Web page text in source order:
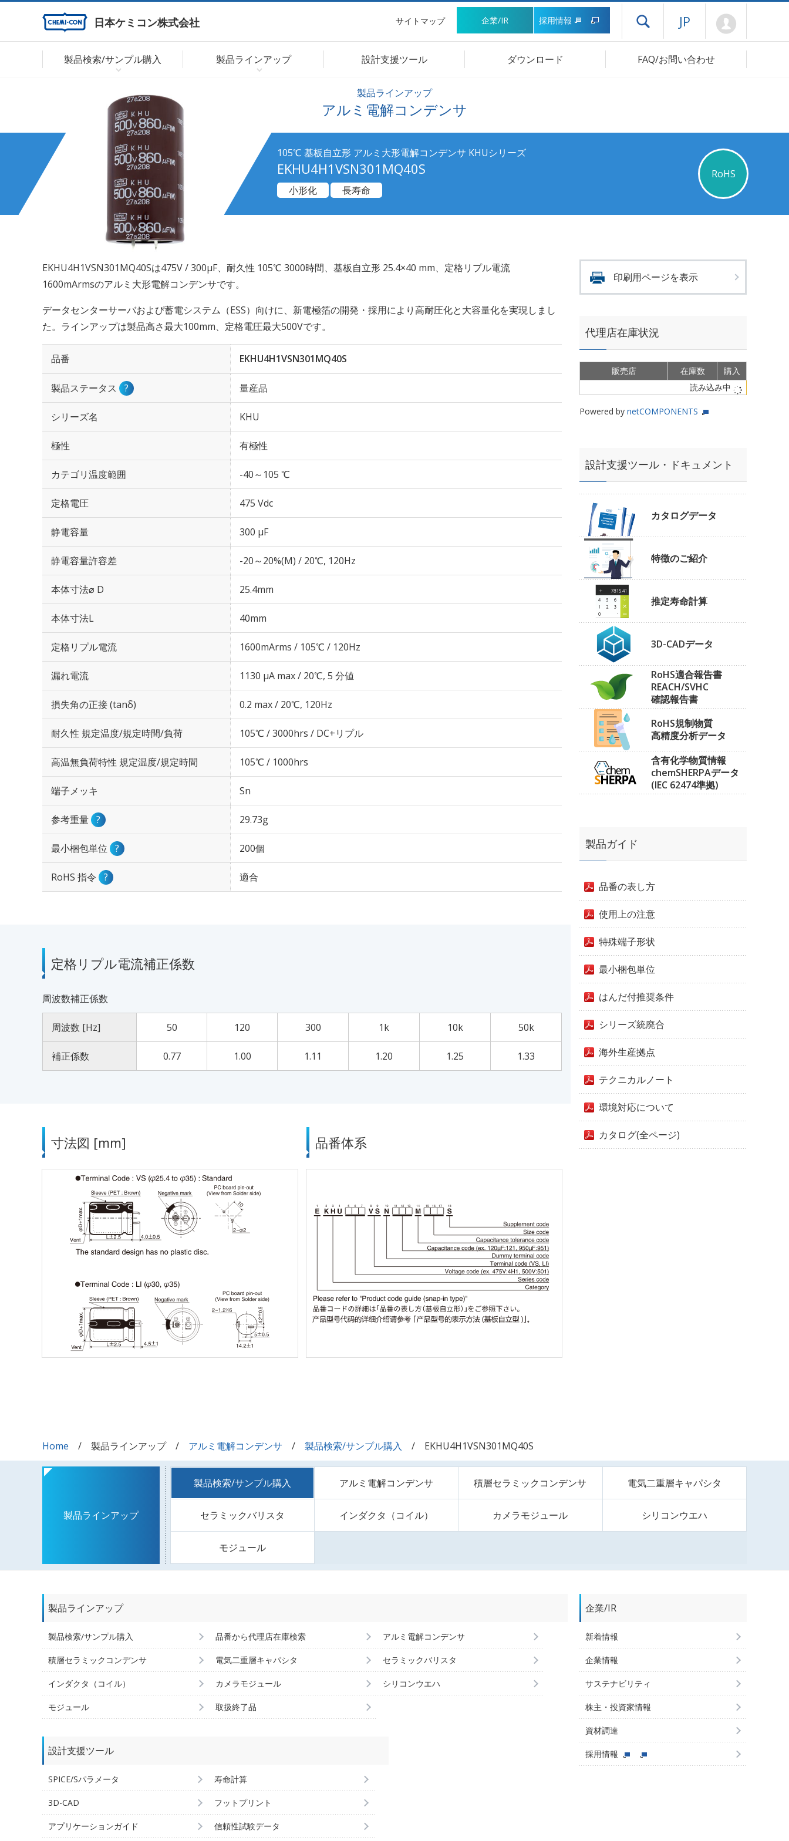
日本ケミコン株式会社 サイトマップ 企業/IR 採用情報 ドロワーメニューを開く
JP
製品検索/サンプル購入 製品ラインアップ 設計支援ツール ダウンロード FAQ/お問い合わせ
製品ラインアップ
アルミ電解コンデンサ
105℃ 基板自立形 アルミ大形電解コンデンサ KHUシリーズ
EKHU4H1VSN301MQ40S
RoHS
小形化
長寿命
EKHU4H1VSN301MQ40Sは475V / 300µF、耐久性 105℃ 3000時間、基板自立形 25.4×40 mm、定格リプル電流
1600mArmsのアルミ大形電解コンデンサです。
データセンターサーバおよび蓄電システム（ESS）向けに、新電極箔の開発・採用により高耐圧化と大容量化を実現しまし
た。ラインアップは製品高さ最大100mm、定格電圧最大500Vです。
品番 EKHU4H1VSN301MQ40S
製品ステータス ? 量産品
シリーズ名 KHU
極性 有極性
カテゴリ温度範囲 -40～105 ℃
定格電圧 475 Vdc
静電容量 300 µF
静電容量許容差 -20～20%(M) / 20℃, 120Hz
本体寸法⌀ D 25.4mm
本体寸法L 40mm
定格リプル電流 1600mArms / 105℃ / 120Hz
漏れ電流 1130 μA max / 20℃, 5 分値
損失角の正接 (tanδ) 0.2 max / 20℃, 120Hz
耐久性 規定温度/規定時間/負荷 105℃ / 3000hrs / DC+リプル
高温無負荷特性 規定温度/規定時間 105℃ / 1000hrs
端子メッキ Sn
参考重量 ? 29.73g
最小梱包単位 ? 200個
RoHS 指令 ? 適合
定格リプル電流補正係数
周波数補正係数
周波数 [Hz] 50 120 300 1k 10k 50k
補正係数 0.77 1.00 1.11 1.20 1.25 1.33
寸法図 [mm] 品番体系
印刷用ページを表示
代理店在庫状況
販売店 在庫数
購入
読み込み中
Powered by netCOMPONENTS
設計支援ツール・ドキュメント
カタログデータ
特徴のご紹介
推定寿命計算
3D-CADデータ
RoHS適合報告書
REACH/SVHC
確認報告書
RoHS規制物質
高精度分析データ
含有化学物質情報
chemSHERPAデータ
(IEC 62474準拠)
製品ガイド
品番の表し方
使用上の注意
特殊端子形状
最小梱包単位
はんだ付推奨条件
シリーズ統廃合
海外生産拠点
テクニカルノート
環境対応について
カタログ(全ページ)
Home 製品ラインアップ アルミ電解コンデンサ 製品検索/サンプル購入 EKHU4H1VSN301MQ40S
製品ラインアップ
製品検索/サンプル購入 アルミ電解コンデンサ 積層セラミックコンデンサ 電気二重層キャパシタ
セラミックバリスタ インダクタ（コイル） カメラモジュール シリコンウエハ
モジュール
製品ラインアップ
製品検索/サンプル購入 品番から代理店在庫検索 アルミ電解コンデンサ
積層セラミックコンデンサ 電気二重層キャパシタ セラミックバリスタ
インダクタ（コイル） カメラモジュール シリコンウエハ
モジュール 取扱終了品
設計支援ツール
SPICE/Sパラメータ 寿命計算
3D-CAD フットプリント
アプリケーションガイド 信頼性試験データ
企業/IR
新着情報
企業情報
サステナビリティ
株主・投資家情報
資材調達
採用情報